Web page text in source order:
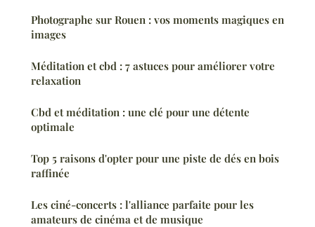
Photographe sur Rouen : vos moments magiques en
images
Méditation et cbd : 7 astuces pour améliorer votre
relaxation
Cbd et méditation : une clé pour une détente
optimale
Top 5 raisons d'opter pour une piste de dés en bois
raffinée
Les ciné-concerts : l'alliance parfaite pour les
amateurs de cinéma et de musique